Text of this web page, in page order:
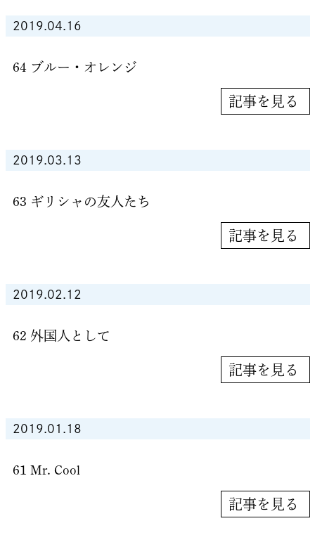
2019.04.16
64 ブルー・オレンジ
記事を見る
2019.03.13
63 ギリシャの友人たち
記事を見る
2019.02.12
62 外国人として
記事を見る
2019.01.18
61 Mr. Cool
記事を見る